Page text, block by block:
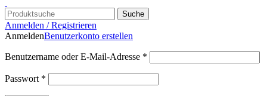
Suche
Anmelden / Registrieren
AnmeldenBenutzerkonto erstellen
Benutzername oder E-Mail-Adresse *
Passwort *